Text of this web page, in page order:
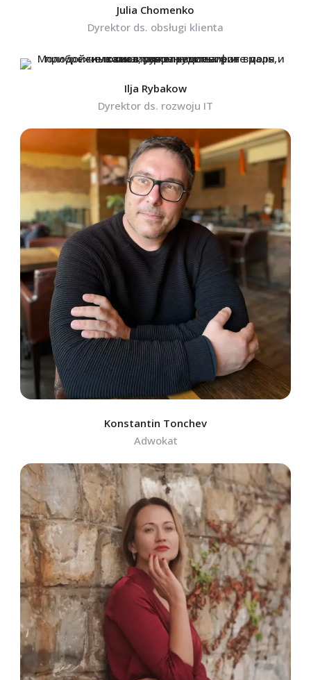
Julia Chomenko
Dyrektor ds. obsługi klienta
Ilja Rybakow
Dyrektor ds. rozwoju IT
Konstantin Tonchev
Adwokat